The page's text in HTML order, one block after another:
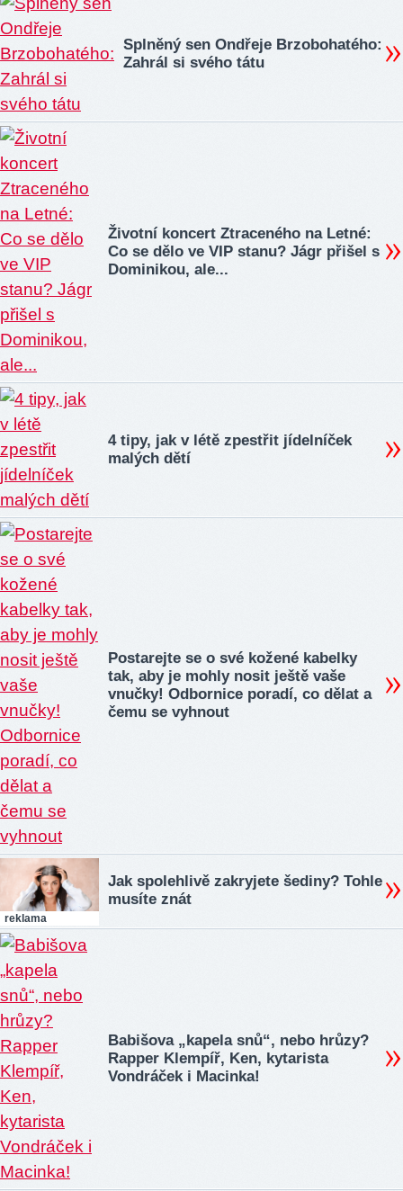
Splněný sen Ondřeje Brzobohatého:
Zahrál si svého tátu
Životní koncert Ztraceného na Letné:
Co se dělo ve VIP stanu? Jágr přišel s
Dominikou, ale...
4 tipy, jak v létě zpestřit jídelníček
malých dětí
Postarejte se o své kožené kabelky
tak, aby je mohly nosit ještě vaše
vnučky! Odbornice poradí, co dělat a
čemu se vyhnout
reklama
Jak spolehlivě zakryjete šediny? Tohle
musíte znát
Babišova „kapela snů“, nebo hrůzy?
Rapper Klempíř, Ken, kytarista
Vondráček i Macinka!